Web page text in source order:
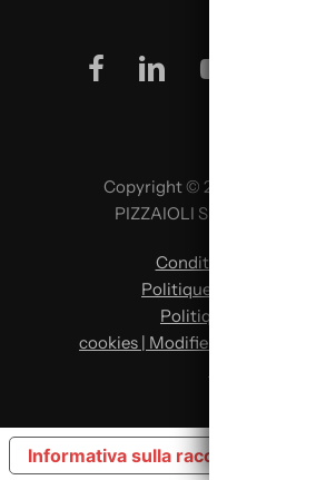
facebook
linkedinyoutube
Copyright © 2026 SCUOLA
PIZZAIOLI SRL P. IVA
Conditions
Politique de
Politique en matière
cookies | Modifier les
Informativa sulla raccolta